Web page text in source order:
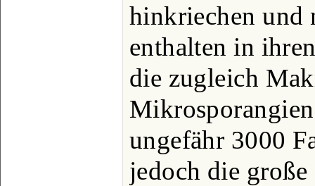
hinkriechen und
enthalten in
die zugleich
ungefähr 3000
jedoch die